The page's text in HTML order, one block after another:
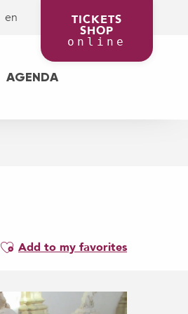
en TICKETS
SHOP
online
AGENDA
Ajouter aux favoris
Add to my favorites